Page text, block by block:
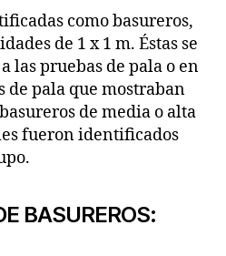
como basureros,
de 1 x 1 m. Éstas se
las pruebas de pala o en
de pala que mostraban
de media o alta
fueron identificados
BASUREROS: